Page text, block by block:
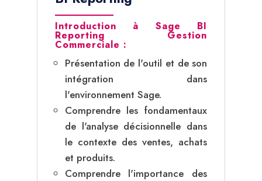
Introduction à Sage BI
Reporting Gestion
Commerciale :
Présentation de l'outil et de son
intégration dans
l'environnement Sage.
Comprendre les fondamentaux
de l'analyse décisionnelle dans
le contexte des ventes, achats
et produits.
Comprendre l'importance des